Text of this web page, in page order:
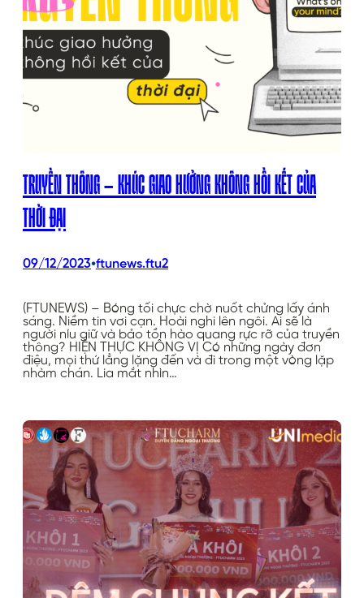
TRUYỀN THÔNG – KHÚC GIAO HƯỞNG KHÔNG HỒI KẾT CỦA
THỜI ĐẠI
09/12/2023•ftunews.ftu2
(FTUNEWS) – Bóng tối chực chờ nuốt chửng lấy ánh
sáng. Niềm tin vơi cạn. Hoài nghi lên ngôi. Ai sẽ là
người níu giữ và bảo tồn hào quang rực rỡ của truyền
thông? HIỆN THỰC KHÔNG VỊ Có những ngày đơn
điệu, mọi thứ lẳng lặng đến và đi trong một vòng lặp
nhàm chán. Lia mắt nhìn…